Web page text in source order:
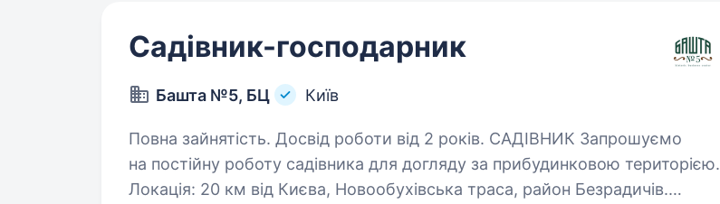
Садівник-господарник
Башта №5, БЦ Київ
Повна зайнятість. Досвід роботи від 2 років. САДІВНИК Запрошуємо
на постійну роботу садівника для догляду за прибудинковою територією.
Локація: 20 км від Києва, Новообухівська траса, район Безрадичів.